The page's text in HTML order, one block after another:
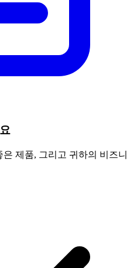
제품, 그리고 귀하의 비즈니